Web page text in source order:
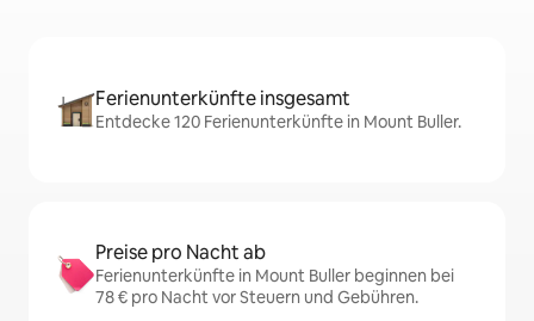
Ferienunterkünfte insgesamt
Entdecke 120 Ferienunterkünfte in Mount Buller.
Preise pro Nacht ab
Ferienunterkünfte in Mount Buller beginnen bei
78 € pro Nacht vor Steuern und Gebühren.